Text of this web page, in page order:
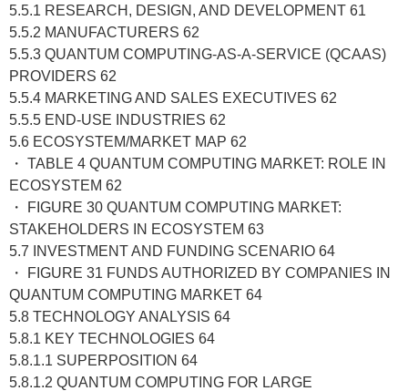
5.5.1 RESEARCH, DESIGN, AND DEVELOPMENT 61
5.5.2 MANUFACTURERS 62
5.5.3 QUANTUM COMPUTING-AS-A-SERVICE (QCAAS)
PROVIDERS 62
5.5.4 MARKETING AND SALES EXECUTIVES 62
5.5.5 END-USE INDUSTRIES 62
5.6 ECOSYSTEM/MARKET MAP 62
・ TABLE 4 QUANTUM COMPUTING MARKET: ROLE IN
ECOSYSTEM 62
・ FIGURE 30 QUANTUM COMPUTING MARKET:
STAKEHOLDERS IN ECOSYSTEM 63
5.7 INVESTMENT AND FUNDING SCENARIO 64
・ FIGURE 31 FUNDS AUTHORIZED BY COMPANIES IN
QUANTUM COMPUTING MARKET 64
5.8 TECHNOLOGY ANALYSIS 64
5.8.1 KEY TECHNOLOGIES 64
5.8.1.1 SUPERPOSITION 64
5.8.1.2 QUANTUM COMPUTING FOR LARGE